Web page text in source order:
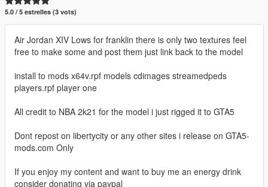
5.0 / 5 estrelles (3 vots)
Air Jordan XIV Lows for franklin there is only two textures feel
free to make some and post them just link back to the model
install to mods x64v.rpf models cdimages streamedpeds
players.rpf player one
All credit to NBA 2k21 for the model i just rigged it to GTA5
Dont repost on libertycity or any other sites i release on GTA5-
mods.com Only
If you enjoy my content and want to buy me an energy drink
consider donating via paypal